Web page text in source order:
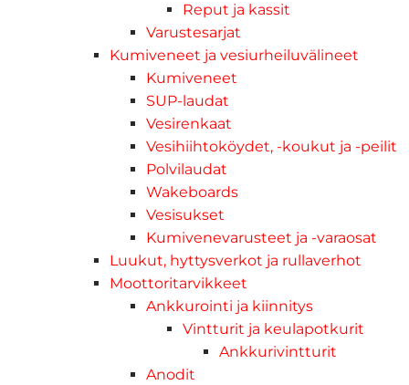
Reput ja kassit
Varustesarjat
Kumiveneet ja vesiurheiluvälineet
Kumiveneet
SUP-laudat
Vesirenkaat
Vesihiihtoköydet, -koukut ja -peilit
Polvilaudat
Wakeboards
Vesisukset
Kumivenevarusteet ja -varaosat
Luukut, hyttysverkot ja rullaverhot
Moottoritarvikkeet
Ankkurointi ja kiinnitys
Vintturit ja keulapotkurit
Ankkurivintturit
Anodit